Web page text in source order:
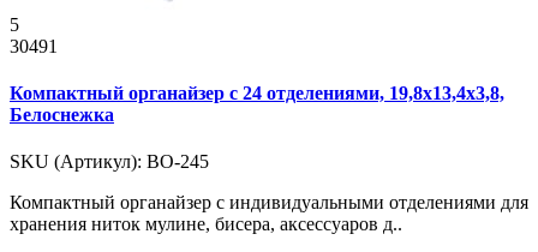
5
30491
Компактный органайзер с 24 отделениями, 19,8x13,4x3,8,
Белоснежка
SKU (Артикул): ВО-245
Компактный органайзер с индивидуальными отделениями для
хранения ниток мулине, бисера, аксессуаров д..